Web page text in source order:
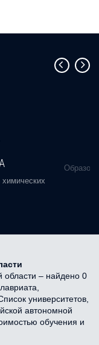
области – найдено 0
университетов,
автономной
обучения и